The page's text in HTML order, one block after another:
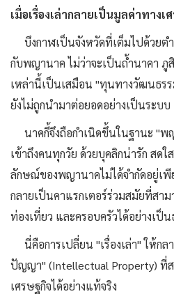
เมื่อเรื่องเล่ากลายเป็นมูลค่าทางเ
บึงกาฬเป็นจังหวัดที่เต็มไปด้วยต
กับพญานาค ไม่ว่าจะเป็นถ้ำนาคา ภู
เหล่านี้เป็นเสมือน "ทุนทางวัฒนธร
ยังไม่ถูกนำมาต่อยอดอย่างเป็นระบบ
นาคกี้จึงถือกำเนิดขึ้นในฐานะ "
เข้าถึงคนทุกวัย ด้วยบุคลิกน่ารัก สด
ลักษณ์ของพญานาคไม่ได้จำกัดอยู่เ
กลายเป็นคาแรกเตอร์ร่วมสมัยที่สา
ท่องเที่ยว และครอบครัวได้อย่างเป็
นี่คือการเปลี่ยน "เรื่องเล่า" ให้ก
ปัญญา" (Intellectual Property) ที่ส
เศรษฐกิจได้อย่างแท้จริง